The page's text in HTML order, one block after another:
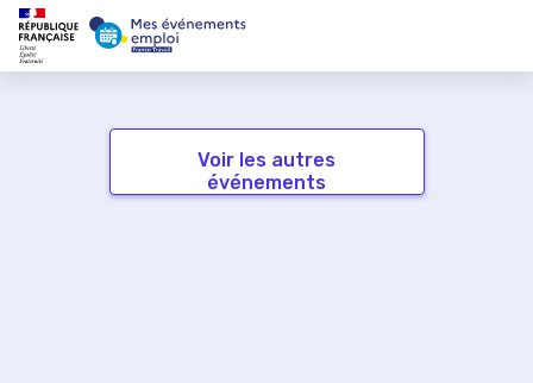
Voir les autres
événements